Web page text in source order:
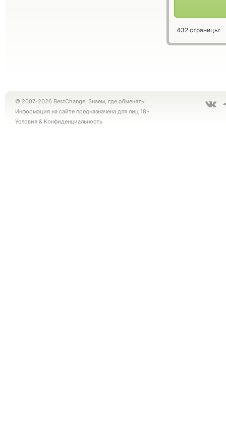
432 страницы:
© 2007-2026 BestChange. Знаем, где обменять!
Информация на сайте предназначена для лиц 18+
Условия & Конфиденциальность